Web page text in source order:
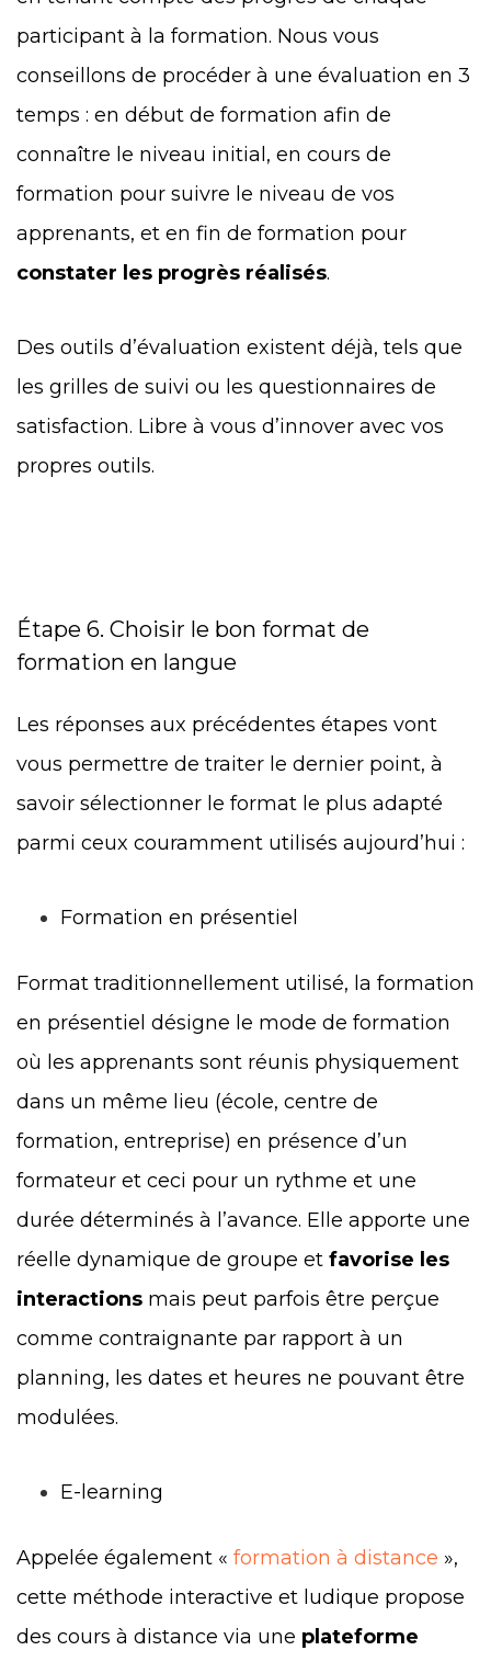
participant à la formation. Nous vous
conseillons de procéder à une évaluation en 3
temps : en début de formation afin de
connaître le niveau initial, en cours de
formation pour suivre le niveau de vos
apprenants, et en fin de formation pour
constater les progrès réalisés.
Des outils d’évaluation existent déjà, tels que
les grilles de suivi ou les questionnaires de
satisfaction. Libre à vous d’innover avec vos
propres outils.
Étape 6. Choisir le bon format de
formation en langue
Les réponses aux précédentes étapes vont
vous permettre de traiter le dernier point, à
savoir sélectionner le format le plus adapté
parmi ceux couramment utilisés aujourd’hui :
Formation en présentiel
Format traditionnellement utilisé, la formation
en présentiel désigne le mode de formation
où les apprenants sont réunis physiquement
dans un même lieu (école, centre de
formation, entreprise) en présence d’un
formateur et ceci pour un rythme et une
durée déterminés à l’avance. Elle apporte une
réelle dynamique de groupe et favorise les
interactions mais peut parfois être perçue
comme contraignante par rapport à un
planning, l es dates et heures ne pouvant être
modulées.
E-learning
Appelée également « formation à distance »,
cette méthode interactive et ludique propose
des cours à distance via une plateforme